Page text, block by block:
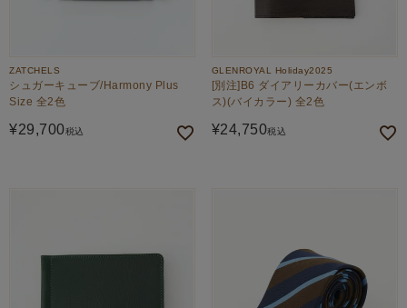
ZATCHELS
シュガーキューブ/Harmony Plus
Size 全2色
¥29,700税込
GLENROYAL Holiday2025
[別注]B6 ダイアリーカバー(エンボ
ス)(バイカラー) 全2色
¥24,750税込